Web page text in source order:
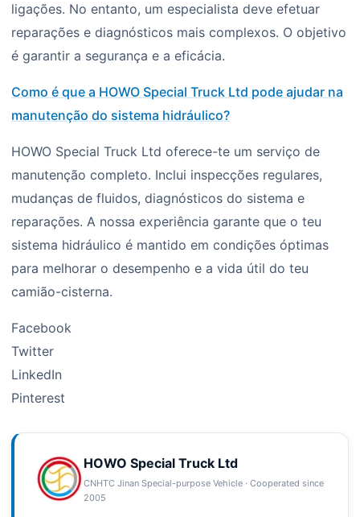
ligações. No entanto, um especialista deve efetuar
reparações e diagnósticos mais complexos. O objetivo
é garantir a segurança e a eficácia.
Como é que a HOWO Special Truck Ltd pode ajudar na
manutenção do sistema hidráulico?
HOWO Special Truck Ltd oferece-te um serviço de
manutenção completo. Inclui inspecções regulares,
mudanças de fluidos, diagnósticos do sistema e
reparações. A nossa experiência garante que o teu
sistema hidráulico é mantido em condições óptimas
para melhorar o desempenho e a vida útil do teu
camião-cisterna.
Facebook
Twitter
LinkedIn
Pinterest
HOWO Special Truck Ltd
CNHTC Jinan Special-purpose Vehicle · Cooperated since
2005